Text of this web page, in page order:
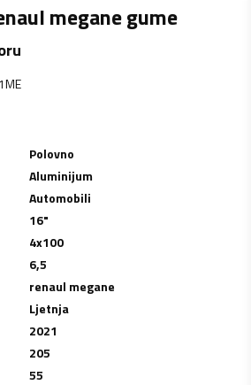
megane gume
Polovno
Aluminijum
Automobili
16"
4x100
6,5
renaul megane
Ljetnja
2021
205
55